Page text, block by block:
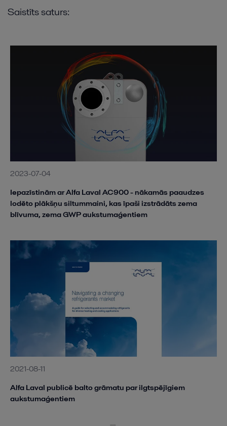
Saistīts saturs:
2023-07-04
Iepazīstinām ar Alfa Laval AC900 - nākamās paaudzes
lodēto plākšņu siltummaini, kas īpaši izstrādāts zema
blīvuma, zema GWP aukstumaģentiem
2021-08-11
Alfa Laval publicē balto grāmatu par ilgtspējīgiem
aukstumaģentiem